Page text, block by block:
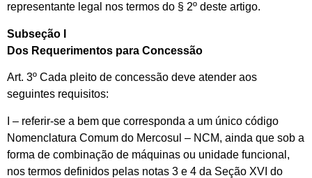
representante legal nos termos do § 2º deste artigo.
Subseção I
Dos Requerimentos para Concessão
Art. 3º Cada pleito de concessão deve atender aos
seguintes requisitos:
I – referir-se a bem que corresponda a um único código
Nomenclatura Comum do Mercosul – NCM, ainda que sob a
forma de combinação de máquinas ou unidade funcional,
nos termos definidos pelas notas 3 e 4 da Seção XVI do